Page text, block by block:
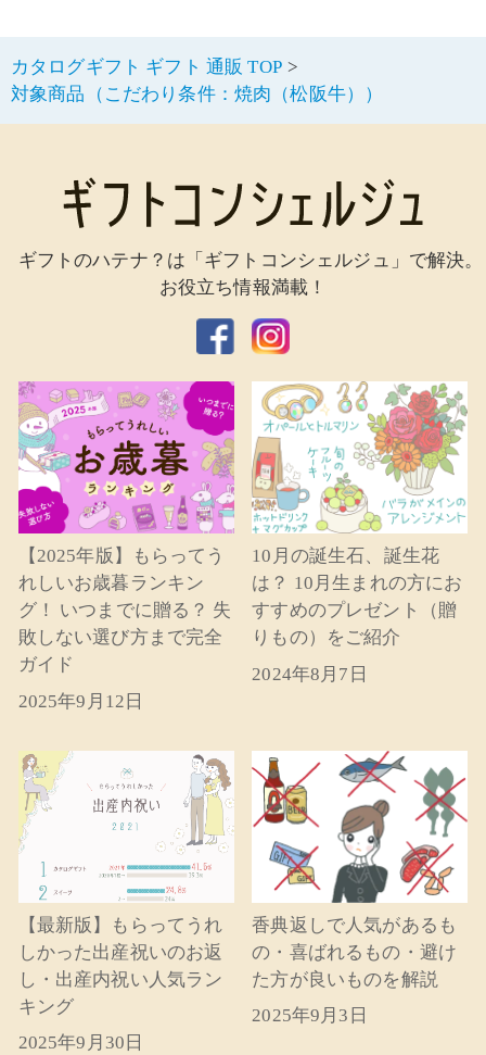
カタログギフト ギフト 通販 TOP
対象商品（こだわり条件：焼肉（松阪牛））
ギフトのハテナ？は「ギフトコンシェルジュ」で解決。
お役立ち情報満載！
【2025年版】もらってう
れしいお歳暮ランキン
グ！ いつまでに贈る？ 失
敗しない選び方まで完全
ガイド
2025年9月12日
10月の誕生石、誕生花
は？ 10月生まれの方にお
すすめのプレゼント（贈
りもの）をご紹介
2024年8月7日
【最新版】もらってうれ
しかった出産祝いのお返
し・出産内祝い人気ラン
キング
2025年9月30日
香典返しで人気があるも
の・喜ばれるもの・避け
た方が良いものを解説
2025年9月3日